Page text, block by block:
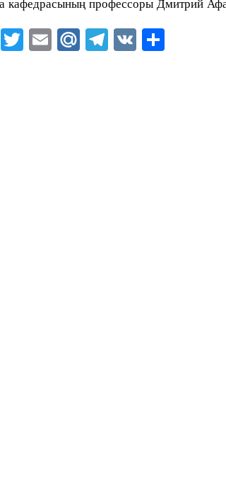
кафедрасының профессоры Дмитрий
W T E M T V